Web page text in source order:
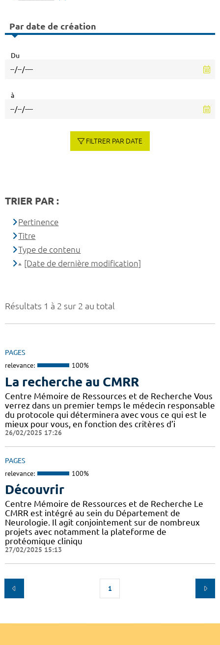
Résultats 1 à 2 sur 2 au total
PAGES
relevance: 100%
La recherche au CMRR
Centre Mémoire de Ressources et de Recherche Vous
verrez dans un premier temps le médecin responsable
du protocole qui déterminera avec vous ce qui est le
mieux pour vous, en fonction des critères d’i
26/02/2025 17:26
PAGES
relevance: 100%
Découvrir
Centre Mémoire de Ressources et de Recherche Le
CMRR est intégré au sein du Département de
Neurologie. Il agit conjointement sur de nombreux
projets avec notamment la plateforme de
protéomique cliniqu
27/02/2025 15:13
1
Par date de création
Du
à
FILTRER PAR DATE
TRIER PAR :
Pertinence
Titre
Type de contenu
[Date de dernière modification]